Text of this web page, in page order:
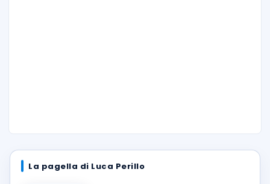
La pagella di Luca Perillo